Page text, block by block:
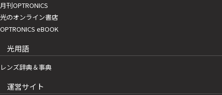
月刊OPTRONICS
光のオンライン書店
OPTRONICS eBOOK
光用語
レンズ辞典＆事典
運営サイト